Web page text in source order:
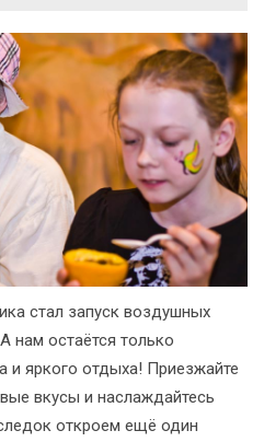
стал запуск воздушных
нам остаётся только
и яркого отдыха! Приезжайте
вкусы и наслаждайтесь
откроем ещё один